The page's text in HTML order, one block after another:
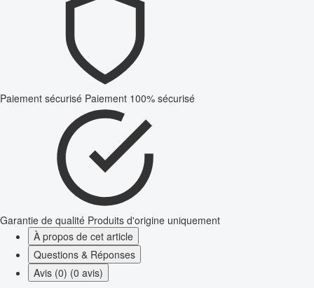
Paiement sécurisé Paiement 100% sécurisé
Garantie de qualité Produits d'origine uniquement
À propos de cet article
Questions & Réponses
Avis (0) (0 avis)